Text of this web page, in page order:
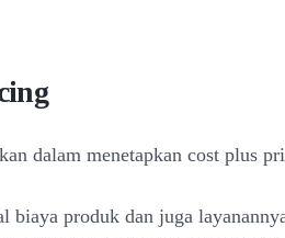
dalam menetapkan cost plus
biaya produk dan juga